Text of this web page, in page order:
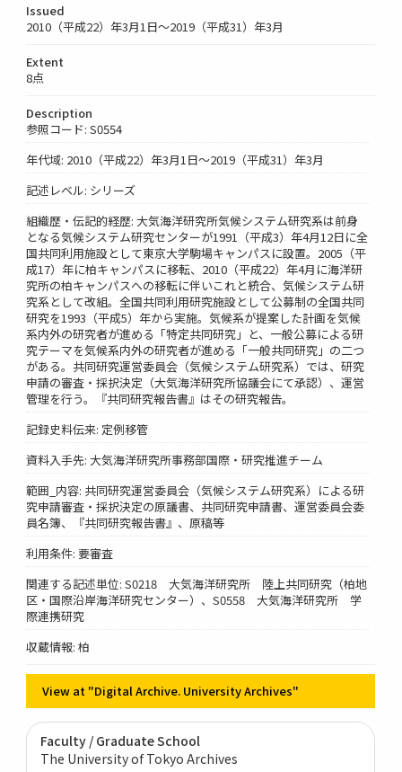
Issued
2010（平成22）年3月1日～2019（平成31）年3月
Extent
8点
Description
参照コード: S0554
年代域: 2010（平成22）年3月1日～2019（平成31）年3月
記述レベル: シリーズ
組織歴・伝記的経歴: 大気海洋研究所気候システム研究系は前身
となる気候システム研究センターが1991（平成3）年4月12日に全
国共同利用施設として東京大学駒場キャンパスに設置。2005（平
成17）年に柏キャンパスに移転、2010（平成22）年4月に海洋研
究所の柏キャンパスへの移転に伴いこれと統合、気候システム研
究系として改組。全国共同利用研究施設として公募制の全国共同
研究を1993（平成5）年から実施。気候系が提案した計画を気候
系内外の研究者が進める「特定共同研究」と、一般公募による研
究テーマを気候系内外の研究者が進める「一般共同研究」の二つ
がある。共同研究運営委員会（気候システム研究系）では、研究
申請の審査・採択決定（大気海洋研究所協議会にて承認）、運営
管理を行う。『共同研究報告書』はその研究報告。
記録史料伝来: 定例移管
資料入手先: 大気海洋研究所事務部国際・研究推進チーム
範囲_内容: 共同研究運営委員会（気候システム研究系）による研
究申請審査・採択決定の原議書、共同研究申請書、運営委員会委
員名簿、『共同研究報告書』、原稿等
利用条件: 要審査
関連する記述単位: S0218 大気海洋研究所 陸上共同研究（柏地
区・国際沿岸海洋研究センター）、S0558 大気海洋研究所 学
際連携研究
収蔵情報: 柏
View at "Digital Archive. University Archives"
Faculty / Graduate School
The University of Tokyo Archives